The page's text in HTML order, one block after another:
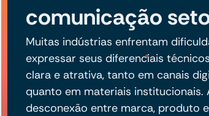
comunicação
Muitas indústrias enfrentam
expressar seus diferenciais
clara e atrativa, tanto em canais
quanto em materiais institucionais.
desconexão entre marca, produto e